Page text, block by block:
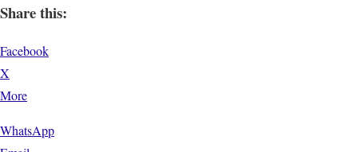
Share this:
Facebook
X
More
WhatsApp